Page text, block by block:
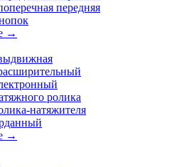
передняя
→
ролика
натяжителя
→